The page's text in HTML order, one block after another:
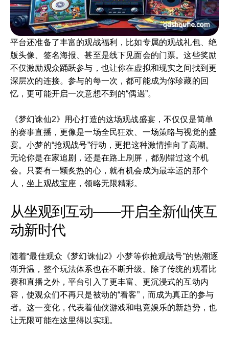
平台还准备了丰富的观战福利，比如专属的观战礼包、绝
版头像、签名海报、甚至是线下见面会的门票。这些奖励
不仅激励观众踊跃参与，也让你在虚拟和现实之间找到更
深层次的连接。参与的每一次，都可能成为你珍藏的回
忆，更可能开启一次意想不到的“偶遇”。
《梦幻诛仙2》用心打造的这场观战盛宴，不仅仅是简单
的赛事直播，更像是一场全民狂欢、一场策略与视觉的盛
宴。小梦的“抢观战号”行动，更把这种激情推向了高潮。
无论你是在家追剧，还是在路上刷屏，都别错过这个机
会。只要有一颗炙热的心，就有机会成为最幸运的那个
人，坐上观战宝座，领略无限精彩。
从坐观到互动——开启全新仙侠互
动新时代
随着“最佳观众《梦幻诛仙2》小梦等你抢观战号”的热潮逐
渐升温，整个玩法体系也在不断升级。除了传统的观看比
赛和直播之外，平台引入了更丰富、更沉浸式的互动内
容，使观众们不再只是被动的“看客”，而成为真正的参与
者。这一变化，代表着仙侠游戏和电竞娱乐的新趋势，也
让无限可能在这里得以实现。